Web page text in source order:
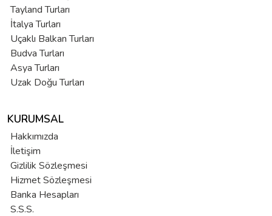
Tayland Turları
İtalya Turları
Uçaklı Balkan Turları
Budva Turları
Asya Turları
Uzak Doğu Turları
KURUMSAL
Hakkımızda
İletişim
Gizlilik Sözleşmesi
Hizmet Sözleşmesi
Banka Hesapları
S.S.S.